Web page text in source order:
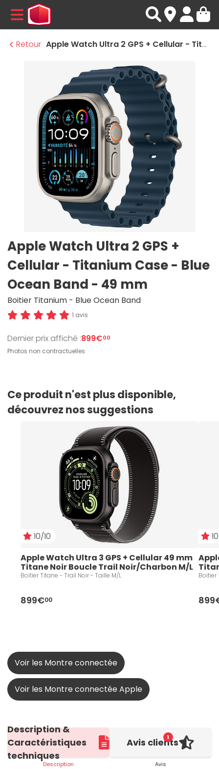
MENU
Retour
Apple Watch Ultra 2 GPS + Cellular - Titanium Case - Blue Ocean Band - 49 mm
Apple Watch Ultra 2 GPS +
Cellular - Titanium Case - Blue
Ocean Band - 49 mm
Boitier Titanium - Blue Ocean Band
1 avis
Dernier prix affiché :899€00
Photos non contractuelles
Ce produit n'est plus disponible,
découvrez nos suggestions
10/10
Apple Watch Ultra 3 GPS + Cellular 49 mm
Titane Noir Boucle Trail Noir/Charbon M/L
Boitier Titane - Trail Noir - Taille M/L
899€00
Voir les Montre connectée
Voir les Montre connectée Apple
Description &
Caractéristiques
techniques
Description
1
Avis clients
Avis